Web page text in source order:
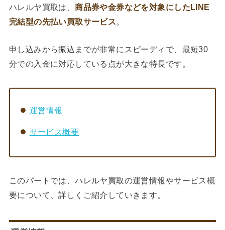
ハレルヤ買取は、商品券や金券などを対象にしたLINE
完結型の先払い買取サービス。
申し込みから振込までが非常にスピーディで、最短30
分での入金に対応している点が大きな特長です。
運営情報
サービス概要
このパートでは、ハレルヤ買取の運営情報やサービス概
要について、詳しくご紹介していきます。